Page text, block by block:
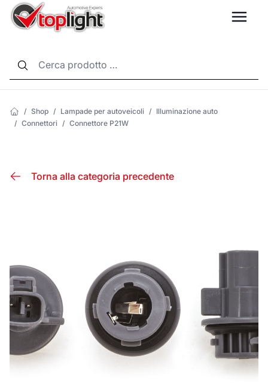
/ Shop / Lampade per autoveicoli / Illuminazione auto
/ Connettori / Connettore P21W
Torna alla categoria precedente